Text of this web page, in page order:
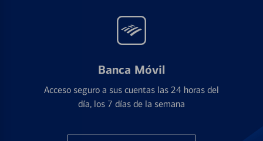
Banca Móvil
Acceso seguro a sus cuentas las 24 horas del
día, los 7 días de la semana